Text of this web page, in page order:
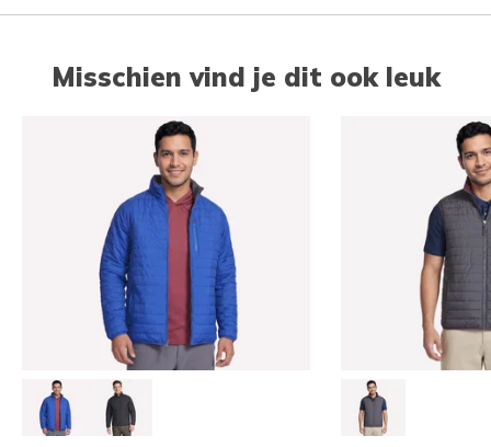
Misschien vind je dit ook leuk